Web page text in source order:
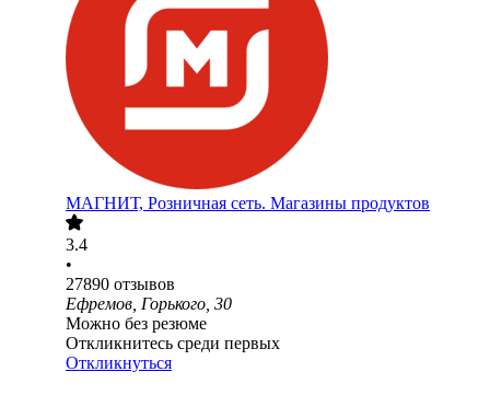
МАГНИТ, Розничная сеть. Магазины продуктов
3.4
•
27890 отзывов
Ефремов, Горького, 30
Можно без резюме
Откликнитесь среди первых
Откликнуться